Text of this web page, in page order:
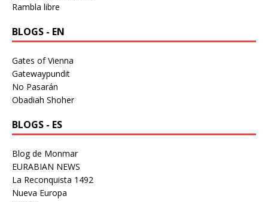
Rambla libre
BLOGS - EN
Gates of Vienna
Gatewaypundit
No Pasarán
Obadiah Shoher
BLOGS - ES
Blog de Monmar
EURABIAN NEWS
La Reconquista 1492
Nueva Europa